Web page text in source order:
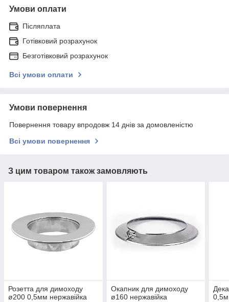
Умови оплати
Післяплата
Готівковий розрахунок
Безготівковий розрахунок
Всі умови оплати
Умови повернення
Повернення товару впродовж 14 днів за домовленістю
Всі умови повернення
З цим товаром також замовляють
Розетта для димоходу
ø200 0,5мм нержавійка
Окапник для димоходу
ø160 нержавійка